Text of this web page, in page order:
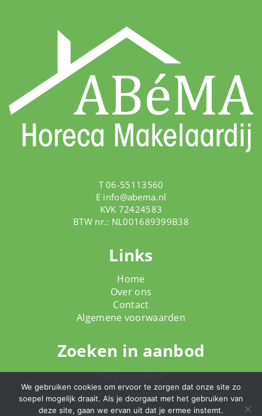
T 06-55113560
E info@abema.nl
KVK 72424583
BTW nr.: NL001689399B38
Links
Home
Over ons
Contact
Algemene voorwaarden
Zoeken in aanbod
We gebruiken cookies om ervoor te zorgen dat onze site zo
soepel mogelijk draait. Als je doorgaat met het gebruiken van
deze site, gaan we ervan uit dat je ermee instemt.